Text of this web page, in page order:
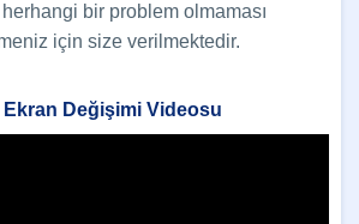
bir problem olmaması
için size verilmektedir.
Değişimi Videosu